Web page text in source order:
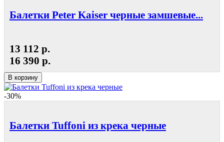
Балетки Peter Kaiser черные замшевые...
13 112 р.
16 390 р.
В корзину
-30%
Балетки Tuffoni из крека черные